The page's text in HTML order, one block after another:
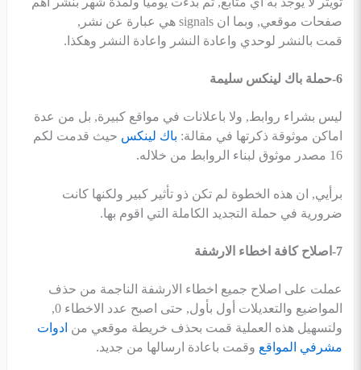
صفحات موقعي, وبما ان signals هي عبارة عن نشر,
قمت بالنشر لوحدي واعادة النشر واعادة النشر وهكذا.
6-حملة باك لينكس سليمة
ليس بشراء روابط, ولا باعلانات في مواقع كبيرة, بل من عدة
اماكن موثوقة ذكرتها في مقالة: باك لينكس حيث قدمت لكم
16 مصدر موثوق لبناء الروابط من خلاله.
برأيي, ان هذه الخطوة لم تكن ذو تأثير كبير ولكنها كانت
ضرورية في حملة التجديد الكاملة التي اقوم بها.
7-اصلاح كافة اخطاء الارشفة
عملت على اصلاح جميع اخطاء الارشفة الناجمة من حذف
المواضيع والتعديلات أول بأول, حتى اصبح عدد الاخطاء 0,
ولتسهيل هذه العملية قمت بحذف خريطة موقعي من ادوات
مشرفي المواقع وقمت باعادة ارسالها من جديد.